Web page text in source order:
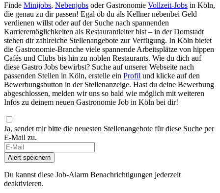
Finde Minijobs, Nebenjobs oder Gastronomie Vollzeit-Jobs in Köln,
die genau zu dir passen! Egal ob du als Kellner nebenbei Geld
verdienen willst oder auf der Suche nach spannenden
Karrieremöglichkeiten als Restaurantleiter bist – in der Domstadt
stehen dir zahlreiche Stellenangebote zur Verfügung. In Köln bietet
die Gastronomie-Branche viele spannende Arbeitsplätze von hippen
Cafés und Clubs bis hin zu noblen Restaurants. Wie du dich auf
diese Gastro Jobs bewirbst? Suche auf unserer Webseite nach
passenden Stellen in Köln, erstelle ein Profil und klicke auf den
Bewerbungsbutton in der Stellenanzeige. Hast du deine Bewerbung
abgeschlossen, melden wir uns so bald wie möglich mit weiteren
Infos zu deinem neuen Gastronomie Job in Köln bei dir!
Ja, sendet mir bitte die neuesten Stellenangebote für diese Suche per
E-Mail zu.
Alert speichern
Du kannst diese Job-Alarm Benachrichtigungen jederzeit
deaktivieren.